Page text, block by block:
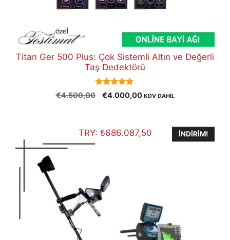
Titan Ger 500 Plus: Çok Sistemli Altın ve Değerli
Taş Dedektörü
5.00
out of 5
€4.500,00
Orijinal
€4.000,00Şu
€4.000,00.
KDV DAHİL
TRY: ₺686.087,50 İNDIRIM!